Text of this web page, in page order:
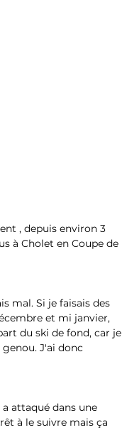
, depuis environ 3
à Cholet en Coupe de
mal. Si je faisais des
et mi janvier,
du ski de fond, car je
J'ai donc
attaqué dans une
à le suivre mais ça